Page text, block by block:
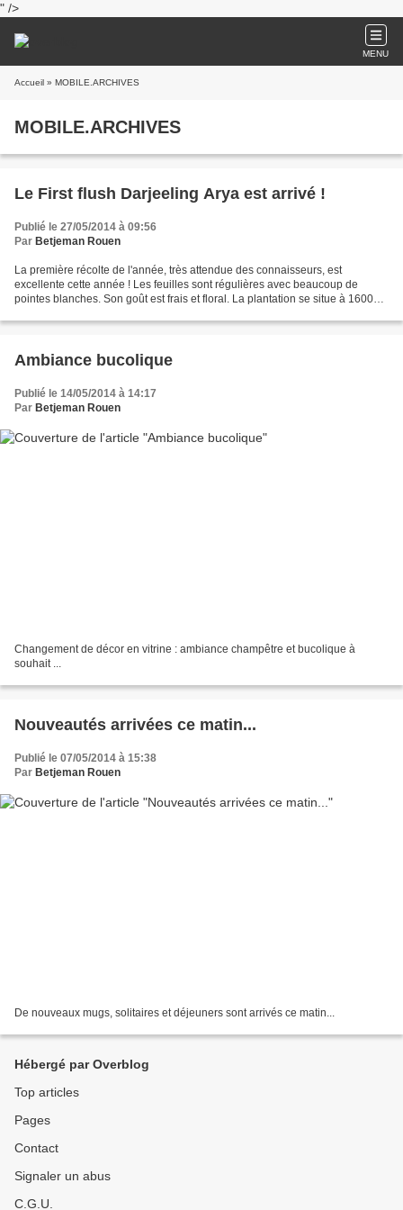
" />
MENU
Accueil » MOBILE.ARCHIVES
MOBILE.ARCHIVES
Le First flush Darjeeling Arya est arrivé !
Publié le 27/05/2014 à 09:56
Par Betjeman Rouen
La première récolte de l'année, très attendue des connaisseurs, est
excellente cette année ! Les feuilles sont régulières avec beaucoup de
pointes blanches. Son goût est frais et floral. La plantation se situe à 1600m
Ambiance bucolique
Publié le 14/05/2014 à 14:17
Par Betjeman Rouen
Changement de décor en vitrine : ambiance champêtre et bucolique à
souhait ...
Nouveautés arrivées ce matin...
Publié le 07/05/2014 à 15:38
Par Betjeman Rouen
De nouveaux mugs, solitaires et déjeuners sont arrivés ce matin...
Hébergé par Overblog
Top articles
Pages
Contact
Signaler un abus
C.G.U.